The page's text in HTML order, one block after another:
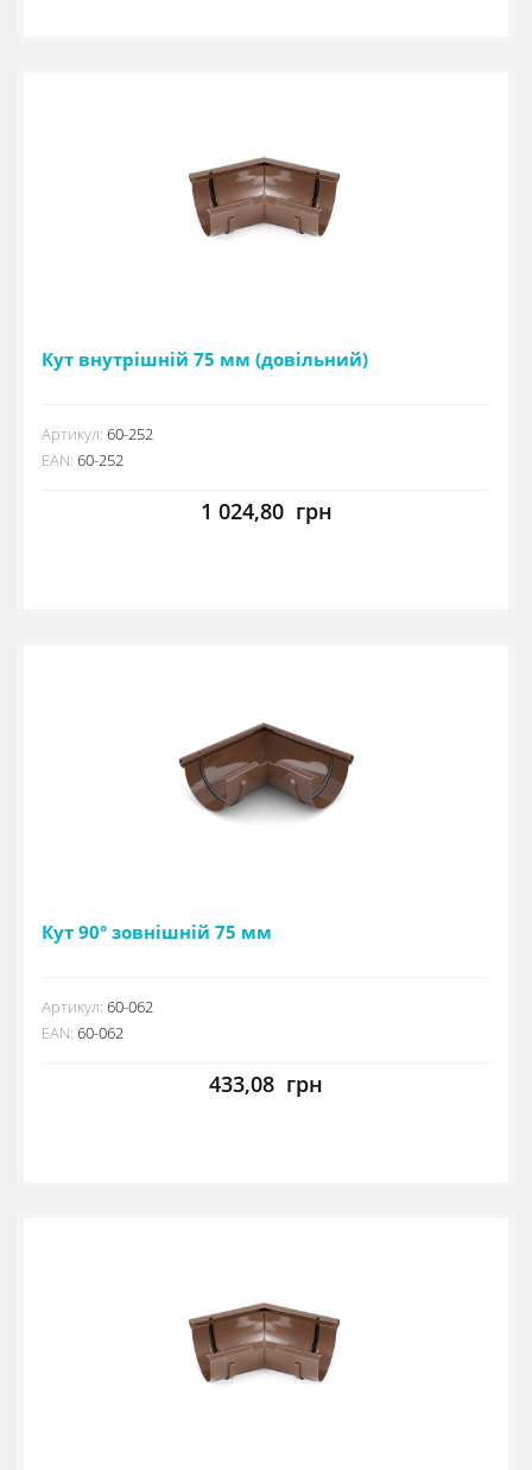
Кут внутрішній 75 мм (довільний)
Артикул: 60-252
EAN: 60-252
1 024,80грн
Кут 90° зовнішній 75 мм
Артикул: 60-062
EAN: 60-062
433,08 грн